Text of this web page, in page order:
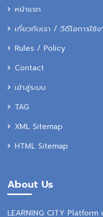
หน้าแรก
เกี่ยวกับเรา / วีดีโอการใช้ง
Rules / Policy
Contact
เข้าสู่ระบบ
TAG
XML Sitemap
HTML Sitemap
About Us
LEARNING CITY Platform